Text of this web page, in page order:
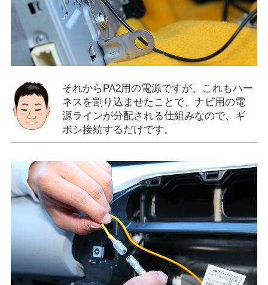
それからPA2用の電源ですが、これもハー
ネスを割り込ませたことで、ナビ用の電
源ラインが分配される仕組みなので、ギ
ボシ接続するだけです。